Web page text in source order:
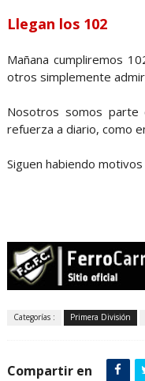
Llegan los 102
Mañana cumpliremos
otros simplemente
Nosotros somos parte
refuerza a diario, como
Siguen habiendo
Categorías : Primera División
Compartir en